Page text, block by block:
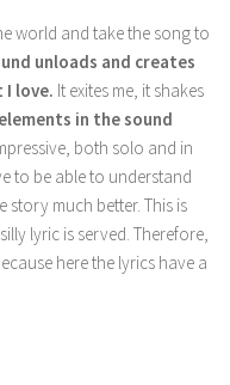
world and take the song to
unloads and creates
love. It exites me, it shakes
in the sound
both solo and in
to be able to understand
story much better. This is
lyric is served. Therefore,
here the lyrics have a